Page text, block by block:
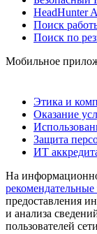
HeadHunter
Поиск
Поиск по
Мобильное
Этика и
Оказание
Защита
ИТ
На
предоставления
и анализа
пользователей